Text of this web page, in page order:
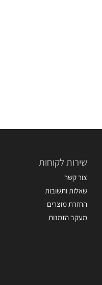
שירות לקוחות
צור קשר
שאלות ותשובות
החזרת מוצרים
מעקב הזמנות